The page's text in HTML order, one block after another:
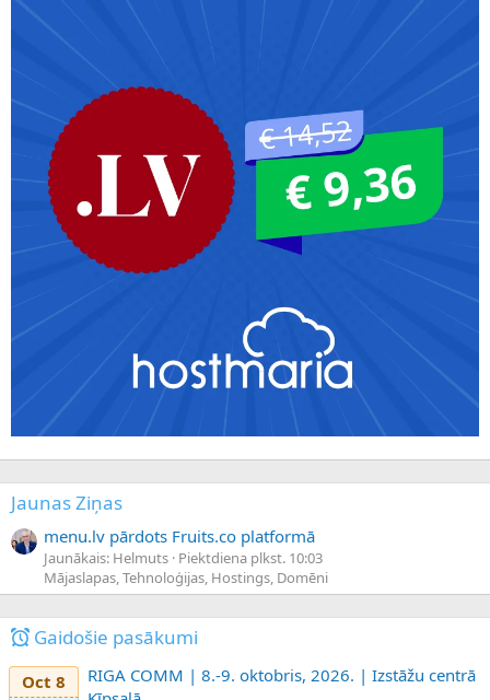
Jaunas Ziņas
menu.lv pārdots Fruits.co platformā
Jaunākais: Helmuts Piektdiena plkst. 10:03
Mājaslapas, Tehnoloģijas, Hostings, Domēni
Gaidošie pasākumi
Oct 8
RIGA COMM | 8.-9. oktobris, 2026. | Izstāžu centrā